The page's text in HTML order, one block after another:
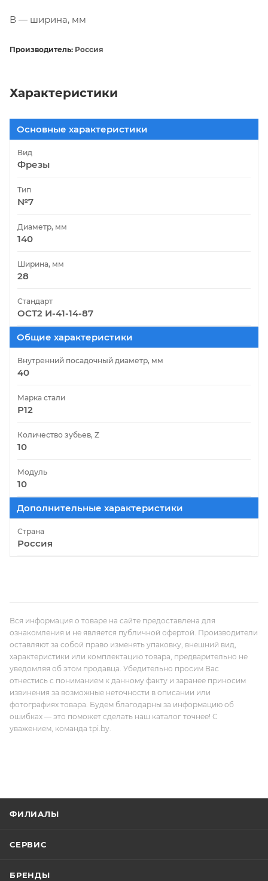
В — ширина, мм
Производитель: Россия
Характеристики
Основные характеристики
Вид
Фрезы
Тип
№7
Диаметр, мм
140
Ширина, мм
28
Стандарт
ОСТ2 И-41-14-87
Общие характеристики
Внутренний посадочный диаметр, мм
40
Марка стали
Р12
Количество зубьев, Z
10
Модуль
10
Дополнительные характеристики
Страна
Россия
Вся информация о товаре на сайте предоставлена для
ознакомления и не является публичной офертой. Производители
оставляют за собой право изменять упаковку, внешний вид,
характеристики или комплектацию товара, предварительно не
уведомляя об этом продавца. Убедительно просим Вас
отнестись с пониманием к данному факту и заранее приносим
извинения за возможные неточности в описании или
фотографиях товара. Будем благодарны за информацию об
ошибках — это поможет сделать наш каталог точнее! С
уважением, команда tpi.by.
ФИЛИАЛЫ
СЕРВИС
БРЕНДЫ